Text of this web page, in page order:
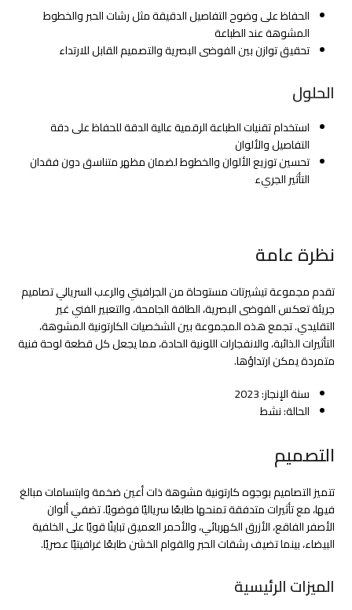
الحفاظ على وضوح التفاصيل الدقيقة مثل رشات الحبر والخطوط
المشوهة عند الطباعة
تحقيق توازن بين الفوضى البصرية والتصميم القابل للارتداء
الحلول
استخدام تقنيات الطباعة الرقمية عالية الدقة للحفاظ على دقة
التفاصيل والألوان
تحسين توزيع الألوان والخطوط لضمان مظهر متناسق دون فقدان
التأثير الجريء
نظرة عامة
تقدم مجموعة تيشيرتات مستوحاة من الجرافيتي والرعب السريالي تصاميم
جريئة تعكس الفوضى البصرية، الطاقة الجامحة، والتعبير الفني غير
التقليدي. تجمع هذه المجموعة بين الشخصيات الكارتونية المشوهة،
التأثيرات الذائبة، والانفجارات اللونية الحادة، مما يجعل كل قطعة لوحة فنية
متمردة يمكن ارتداؤها.
سنة الإنجاز: 2023
الحالة: نشط
التصميم
تتميز التصاميم بوجوه كارتونية مشوهة ذات أعين ضخمة وابتسامات مبالغ
فيها، مع تأثيرات متدفقة تمنحها طابعًا سرياليًا فوضويًا. تضفي ألوان
الأصفر الفاقع، الأزرق الكهربائي، والأحمر العميق تباينًا قويًا على الخلفية
البيضاء، بينما تضيف رشقات الحبر والقوام الخشن طابعًا غرافيتيًا عصريًا.
الميزات الرئيسية